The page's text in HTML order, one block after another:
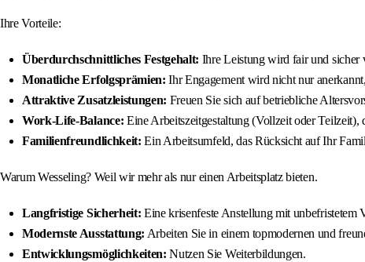
Ihre Vorteile:
Überdurchschnittliches Festgehalt: Ihre Leistung wird fair und sicher
Monatliche Erfolgsprämien: Ihr Engagement wird nicht nur
Attraktive Zusatzleistungen: Freuen Sie sich auf betriebliche
Work‑Life‑Balance: Eine Arbeitszeitgestaltung (Vollzeit oder Teilzeit),
Familienfreundlichkeit: Ein Arbeitsumfeld, das Rücksicht auf Ihr
Warum Wesseling? Weil wir mehr als nur einen Arbeitsplatz bieten.
Langfristige Sicherheit: Eine krisenfeste Anstellung mit unbefristetem
Modernste Ausstattung: Arbeiten Sie in einem topmodernen und
Entwicklungsmöglichkeiten: Nutzen Sie Weiterbildungen.